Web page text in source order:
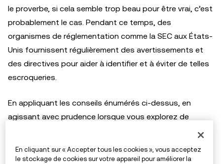
le proverbe, si cela semble trop beau pour être vrai, c’est
probablement le cas. Pendant ce temps, des
organismes de réglementation comme la SEC aux États-
Unis fournissent régulièrement des avertissements et
des directives pour aider à identifier et à éviter de telles
escroqueries.
En appliquant les conseils énumérés ci-dessus, en
agissant avec prudence lorsque vous explorez de
nouvelles menaces), vous êtes bien placé pour vous
En cliquant sur « Accepter tous les cookies », vous acceptez
le stockage de cookies sur votre appareil pour améliorer la